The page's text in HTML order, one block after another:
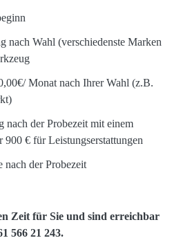
nach Wahl (verschiedenste Marken
Monat nach Ihrer Wahl (z.B.
nach der Probezeit mit einem
€ für Leistungserstattungen
nach der Probezeit
Zeit für Sie und sind erreichbar
566 21 243.